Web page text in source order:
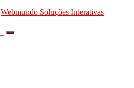
Webmundo Soluções Interativas